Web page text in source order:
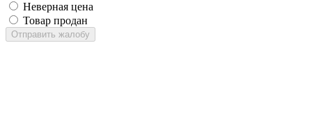
Неверная цена
Товар продан
Отправить жалобу